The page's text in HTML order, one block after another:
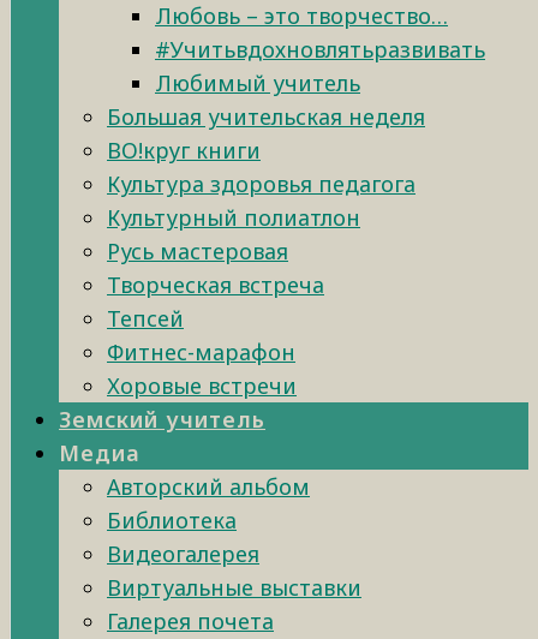
Любовь – это творчество…
#Учитьвдохновлятьразвивать
Любимый учитель
Большая учительская неделя
ВО!круг книги
Культура здоровья педагога
Культурный полиатлон
Русь мастеровая
Творческая встреча
Тепсей
Фитнес-марафон
Хоровые встречи
Земский учитель
Медиа
Авторский альбом
Библиотека
Видеогалерея
Виртуальные выставки
Галерея почета